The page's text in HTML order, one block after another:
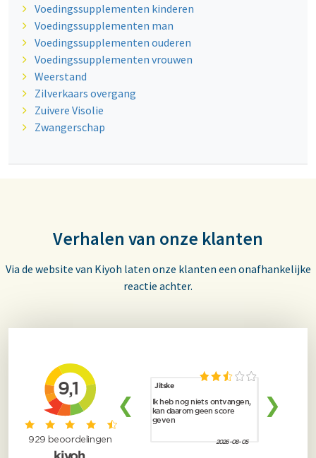
Voedingssupplementen kinderen
Voedingssupplementen man
Voedingssupplementen ouderen
Voedingssupplementen vrouwen
Weerstand
Zilverkaars overgang
Zuivere Visolie
Zwangerschap
Verhalen van onze klanten
Via de website van Kiyoh laten onze klanten een onafhankelijke
reactie achter.